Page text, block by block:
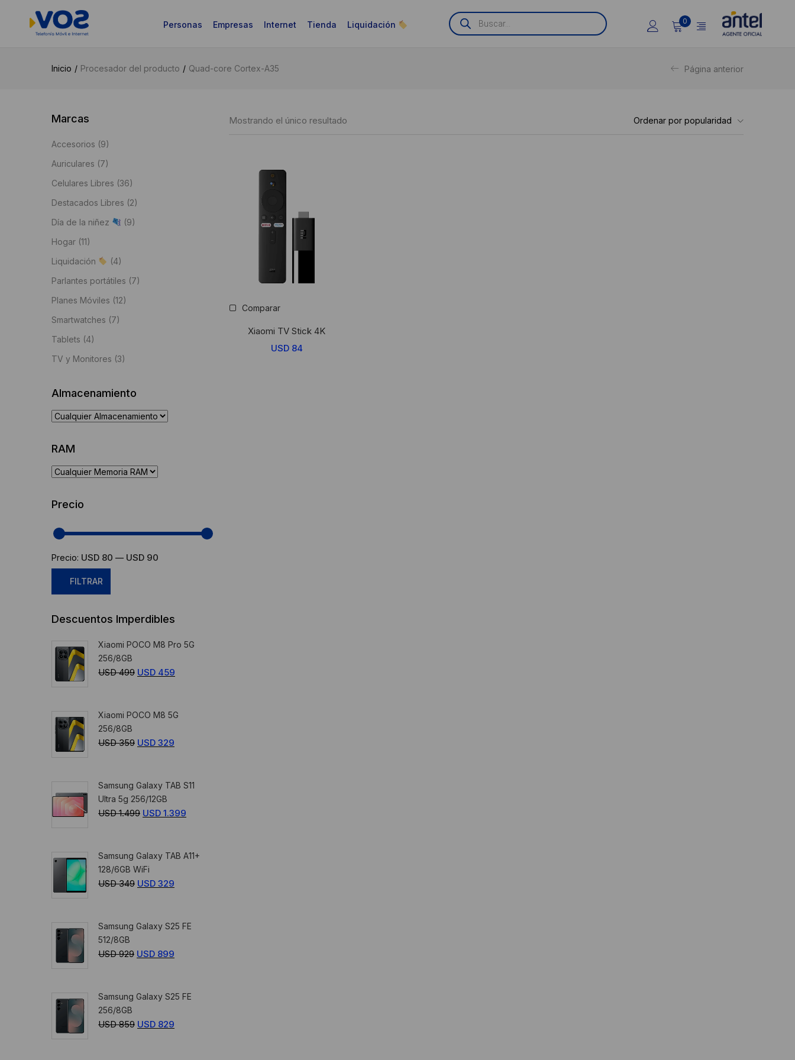
Personas Empresas Internet Tienda Liquidación
Búsqueda
de
productos
0
Inicio Procesador del producto Quad-core Cortex-A35 Página anterior
Mostrando el único resultado Ordenar por popularidad
Comparar
Xiaomi TV Stick 4K
USD 84
Marcas
Accesorios (9)
Auriculares (7)
Celulares Libres (36)
Destacados Libres (2)
Día de la niñez
(9)
Hogar (11)
Liquidación
(4)
Parlantes portátiles (7)
Planes Móviles (12)
Smartwatches (7)
Tablets (4)
TV y Monitores (3)
Almacenamiento
RAM
Precio
mínimo
máximo
FILTRAR
Precio: USD 80 — USD 90
Descuentos Imperdibles
Xiaomi POCO M8 Pro 5G
256/8GB
USD499 El
era:
499.
USD 459
es:
Xiaomi POCO M8 5G
256/8GB
USD359 El
era:
USD
359.
USD 329
es:
329.
Samsung Galaxy TAB S11
Ultra 5g 256/12GB
USD1.499 El
era:
USD
1.499.
USD 1.399
es:
Samsung Galaxy TAB A11+
128/6GB WiFi
USD349 El
era:
349.
USD 329
es:
329.
Samsung Galaxy S25 FE
512/8GB
USD929 El
era:
929.
USD 899
es:
899.
Samsung Galaxy S25 FE
256/8GB
USD859 El
USD 829